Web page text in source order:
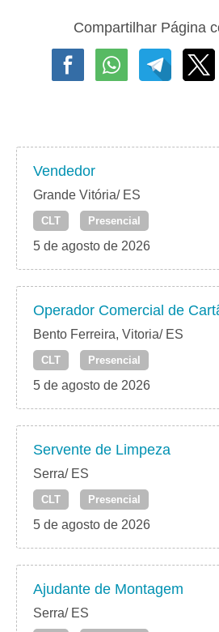
Compartilhar Página
Vendedor
Grande Vitória/ ES
CLT Presencial
5 de agosto de 2026
Operador Comercial de
Bento Ferreira, Vitoria/ ES
CLT Presencial
5 de agosto de 2026
Servente de Limpeza
Serra/ ES
CLT Presencial
5 de agosto de 2026
Ajudante de Montagem
Serra/ ES